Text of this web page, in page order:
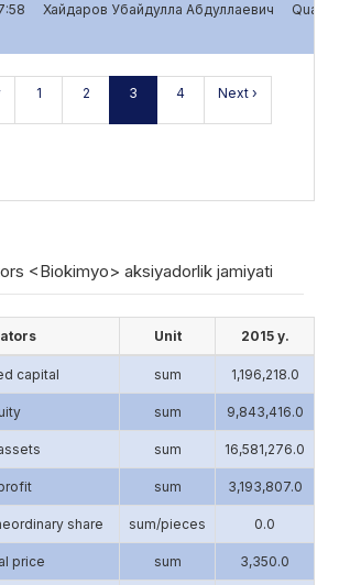
Хайдаров Убайдулла Абдуллаевич
1 2 3 4 Next ›
<Biokimyo> aksiyadorlik jamiyati
Unit 2015 y.
capital sum 1,196,218.0
sum 9,843,416.0
sum 16,581,276.0
sum 3,193,807.0
share sum/pieces 0.0
price sum 3,350.0